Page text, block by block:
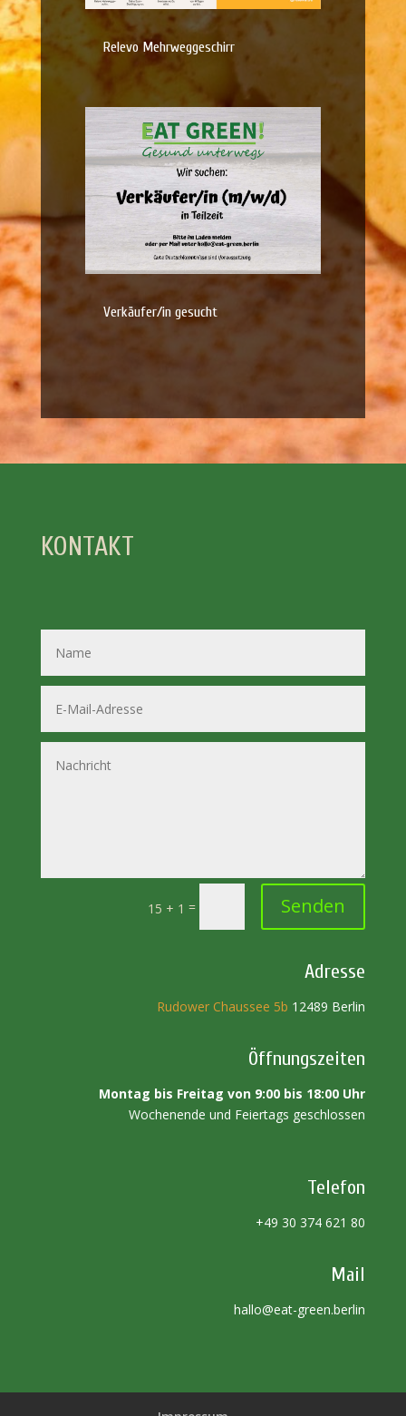
Relevo Mehrweggeschirr
Verkäufer/in gesucht
KONTAKT
15 + 1 = Senden
Adresse
Rudower Chaussee 5b 12489 Berlin
Öffnungszeiten
Montag bis Freitag von 9:00 bis 18:00 Uhr
Wochenende und Feiertags geschlossen
Telefon
+49 30 374 621 80
Mail
hallo@eat-green.berlin